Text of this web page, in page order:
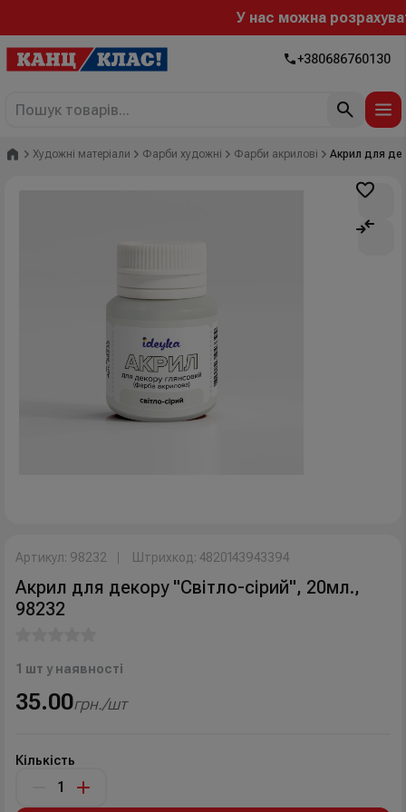
У нас можна
+380686760130
Головна
Художні матеріали Фарби художні Фарби акрилові Акрил для
Артикул: 98232 Штрихкод: 4820143943394
Акрил для декору "Світло-сірий", 20мл.,
98232
1 шт у наявності
35.00грн./шт
Кількість